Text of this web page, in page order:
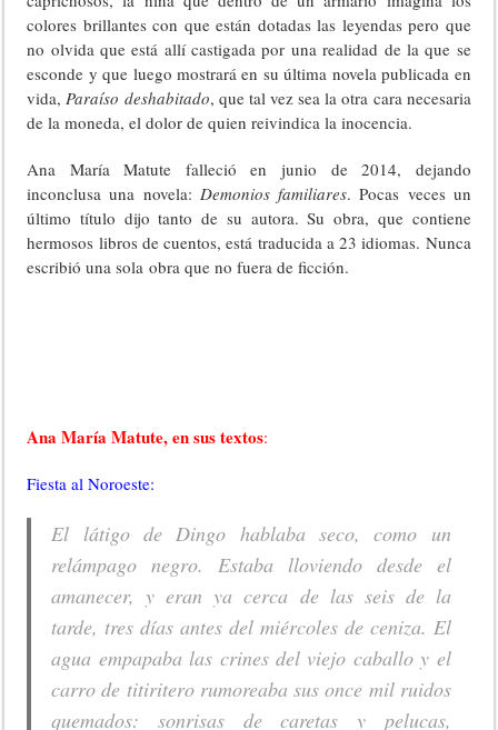
colores brillantes con que están dotadas las leyendas pero que
no olvida que está allí castigada por una realidad de la que se
esconde y que luego mostrará en su última novela publicada en
vida,Paraíso deshabitado, que tal vez sea la otra cara necesaria
de la moneda, el dolor de quien reivindica la inocencia.
Ana María Matute falleció en junio de 2014, dejando
inconclusa una novela: Demonios familiares. Pocas veces un
último título dijo tanto de su autora. Su obra, que contiene
hermosos libros de cuentos, está traducida a 23 idiomas. Nunca
escribió una sola obra que no fuera de ficción.
Ana María Matute, en sus textos:
Fiesta al Noroeste:
El látigo de Dingo hablaba seco, como un
relámpago negro. Estaba lloviendo desde el
amanecer, y eran ya cerca de las seis de la
tarde, tres días antes del miércoles de ceniza. El
agua empapaba las crines del viejo caballo y el
carro de titiritero rumoreaba sus once mil ruidos
quemados: sonrisas de caretas y pelucas,